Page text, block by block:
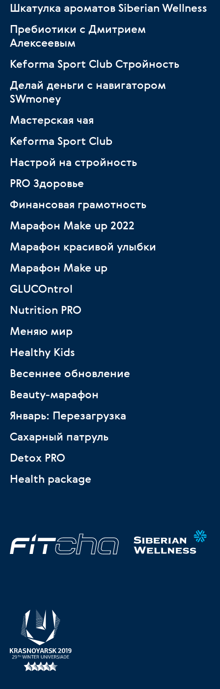
Шкатулка ароматов Siberian Wellness
Пребиотики с Дмитрием
Алексеевым
Keforma Sport Club Стройность
Делай деньги с навигатором
SWmoney
Мастерская чая
Keforma Sport Club
Настрой на стройность
PRO Здоровье
Финансовая грамотность
Марафон Make up 2022
Марафон красивой улыбки
Марафон Make up
GLUCOntrol
Nutrition PRO
Меняю мир
Healthy Kids
Весеннее обновление
Beauty-марафон
Январь: Перезагрузка
Сахарный патруль
Detox PRO
Health package